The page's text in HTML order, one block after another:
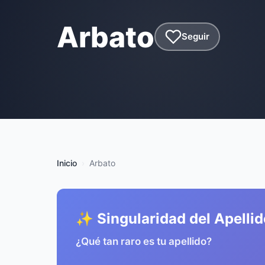
Arbato Seguir
Inicio Arbato
✨ Singularidad del
¿Qué tan raro es tu apellido?